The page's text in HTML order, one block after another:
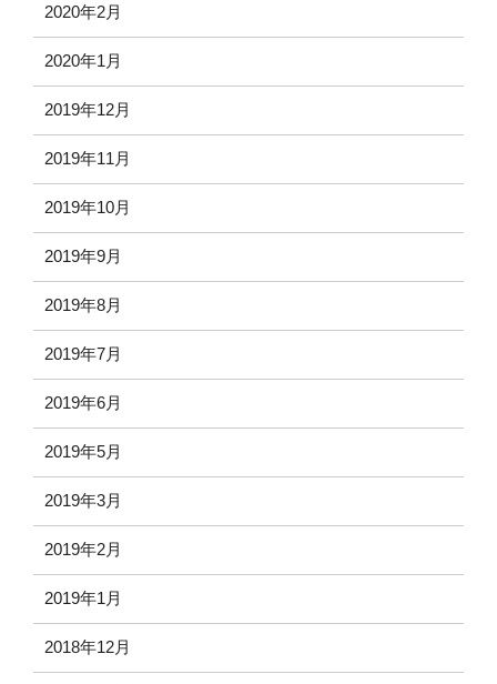
2020年2月
2020年1月
2019年12月
2019年11月
2019年10月
2019年9月
2019年8月
2019年7月
2019年6月
2019年5月
2019年3月
2019年2月
2019年1月
2018年12月